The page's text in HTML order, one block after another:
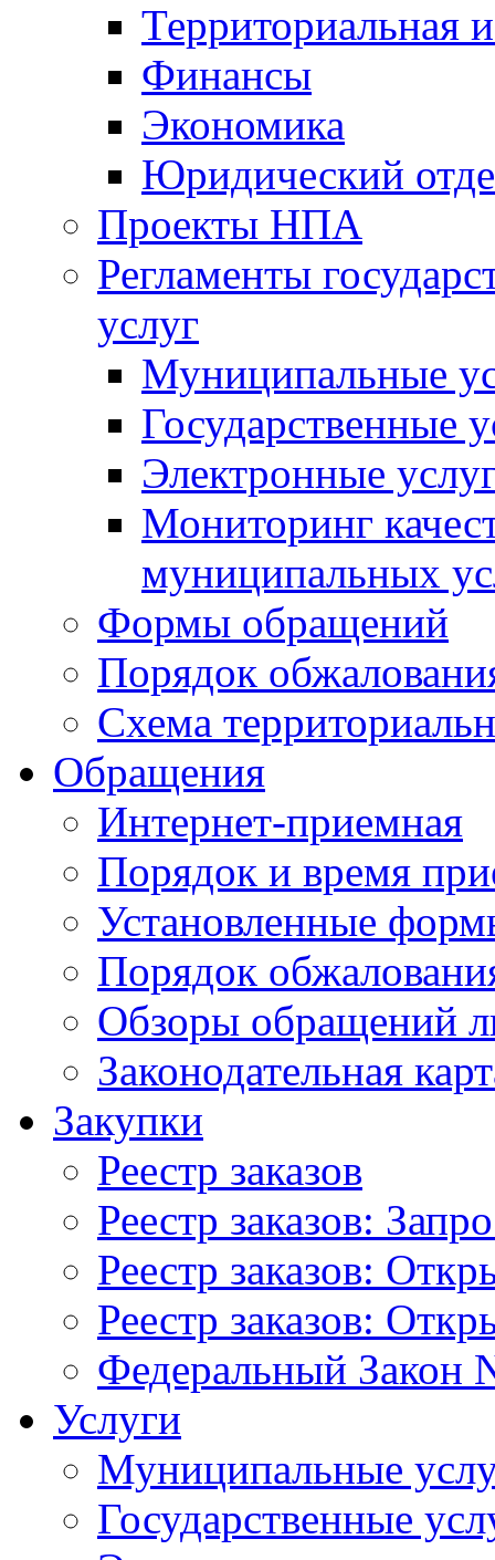
Территориальная
Финансы
Экономика
Юридический
Проекты НПА
Регламенты
услуг
Муниципальные
Государственные
Электронные
Мониторинг
муниципальных
Формы обращений
Порядок
Схема
Обращения
Интернет-приемная
Порядок и время
Установленные
Порядок
Обзоры обращений
Законодательная
Закупки
Реестр заказов
Реестр заказов:
Реестр заказов:
Реестр заказов:
Федеральный Закон
Услуги
Муниципальные
Государственные